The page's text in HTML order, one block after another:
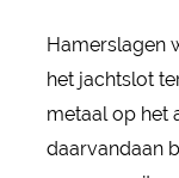
Hamerslagen
het jachtslot
metaal op het
daarvandaan